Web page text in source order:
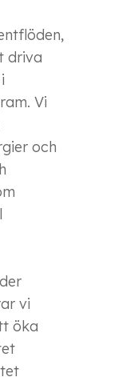
driva
Vi
och
vi
öka